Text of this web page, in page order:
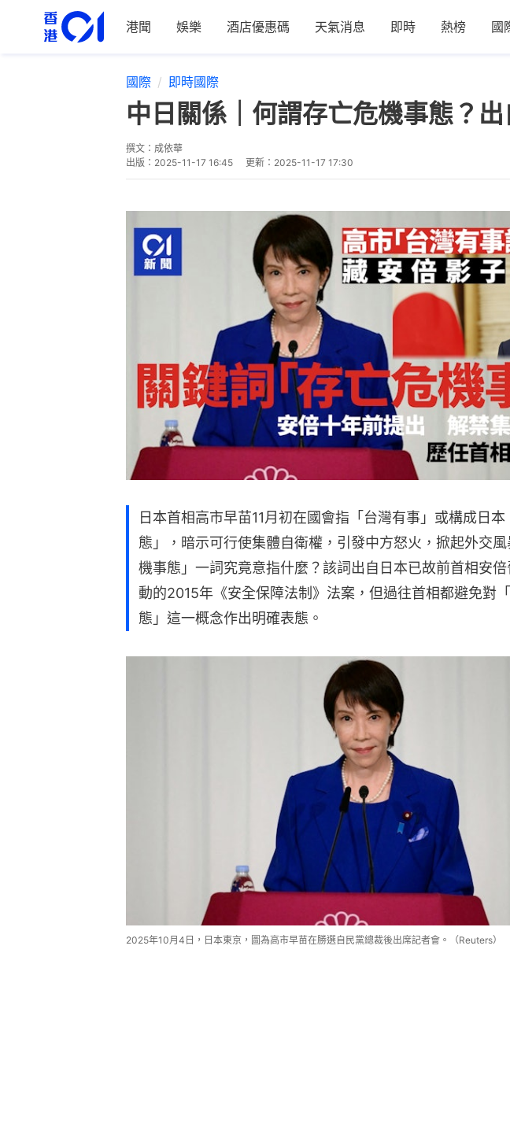
港聞 娛樂 酒店優惠碼 天氣消息 即時 熱榜 國
國際 即時國際
中日關係｜何謂存亡危機事態？
撰文： 成依華
出版： 2025-11-17 16:45 更新： 2025-11-17 17:30
日本首相高市早苗11月初在國會指「台灣有事」或構成日
態」，暗示可行使集體自衛權，引發中方怒火，掀起外交
機事態」一詞究竟意指什麼？該詞出自日本已故前首相安
動的2015年《安全保障法制》法案，但過往首相都避免對
態」這一概念作出明確表態。
2025年10月4日，日本東京，圖為高市早苗在勝選自民黨總裁後出席記者會。（Reuters）